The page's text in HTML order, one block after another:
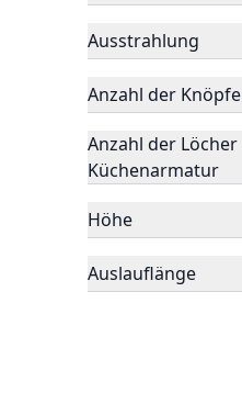
Ausstrahlung
Anzahl der Knöpfe
Anzahl der Löcher
Küchenarmatur
Höhe
Auslauflänge